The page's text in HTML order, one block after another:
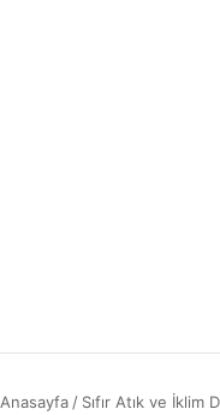
Anasayfa / Sıfır Atık ve İklim